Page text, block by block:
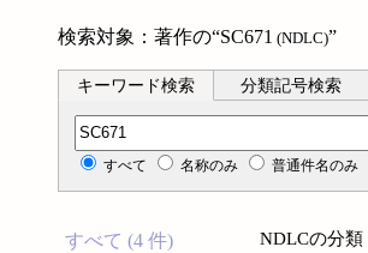
検索対象：著作の“SC671 (NDLC)”
キーワード検索 分類記号検索
分類記号検索
すべて 名称のみ 普通件名のみ
すべて (4 件)
NDLCの分類